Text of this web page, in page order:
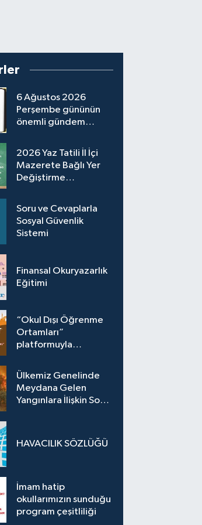
6 Ağustos 2026
Perşembe gününün
önemli gündem
2026 Yaz Tatili İl İçi
Mazerete Bağlı Yer
Değiştirme
Atama Sonuçları
Açıklandı
Soru ve Cevaplarla
Sosyal Güvenlik
Sistemi
Finansal Okuryazarlık
Eğitimi
“Okul Dışı Öğrenme
Ortamları”
platformuyla
ediyoruz.
Ülkemiz Genelinde
Meydana Gelen
Yangınlara İlişkin Son
HAVACILIK SÖZLÜĞÜ
İmam hatip
okullarımızın sunduğu
program çeşitliliği